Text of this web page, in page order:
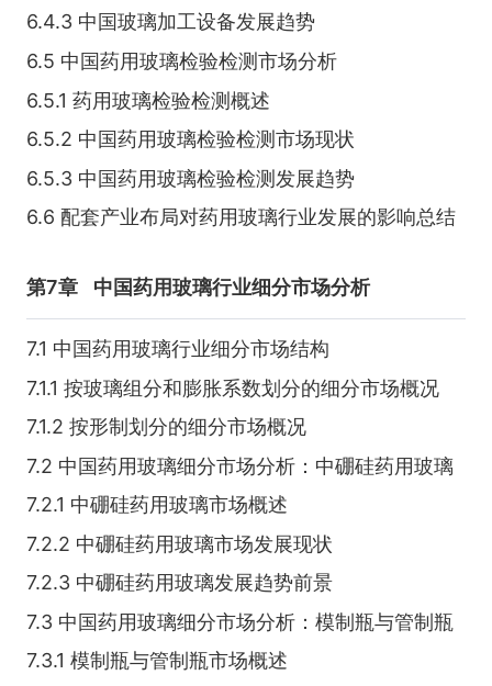
6.4.3 中国玻璃加工设备发展趋势
6.5 中国药用玻璃检验检测市场分析
6.5.1 药用玻璃检验检测概述
6.5.2 中国药用玻璃检验检测市场现状
6.5.3 中国药用玻璃检验检测发展趋势
6.6 配套产业布局对药用玻璃行业发展的影响总结
第7章 中国药用玻璃行业细分市场分析
7.1 中国药用玻璃行业细分市场结构
7.1.1 按玻璃组分和膨胀系数划分的细分市场概况
7.1.2 按形制划分的细分市场概况
7.2 中国药用玻璃细分市场分析：中硼硅药用玻璃
7.2.1 中硼硅药用玻璃市场概述
7.2.2 中硼硅药用玻璃市场发展现状
7.2.3 中硼硅药用玻璃发展趋势前景
7.3 中国药用玻璃细分市场分析：模制瓶与管制瓶
7.3.1 模制瓶与管制瓶市场概述